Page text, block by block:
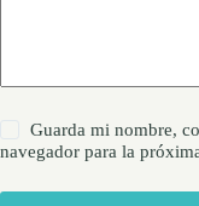
Guarda mi nombre,
navegador para la